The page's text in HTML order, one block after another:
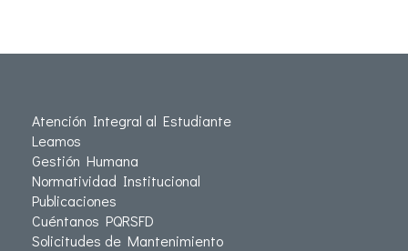
Atención Integral al Estudiante
Leamos
Gestión Humana
Normatividad Institucional
Publicaciones
Cuéntanos PQRSFD
Solicitudes de Mantenimiento